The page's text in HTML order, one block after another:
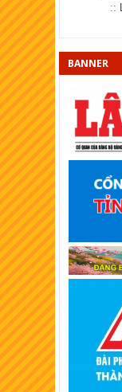
XSKT
XSKT
XSKT
XSKT
XSKT
XSKT
XSKT
XSKT
XSKT
::
BANNER